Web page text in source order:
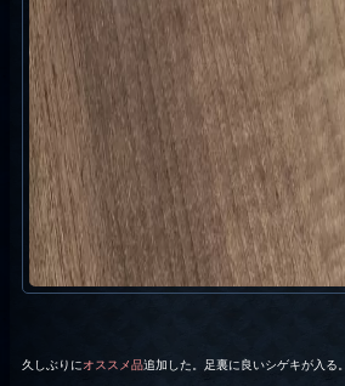
久しぶりにオススメ品追加した。足裏に良いシゲキが入る。